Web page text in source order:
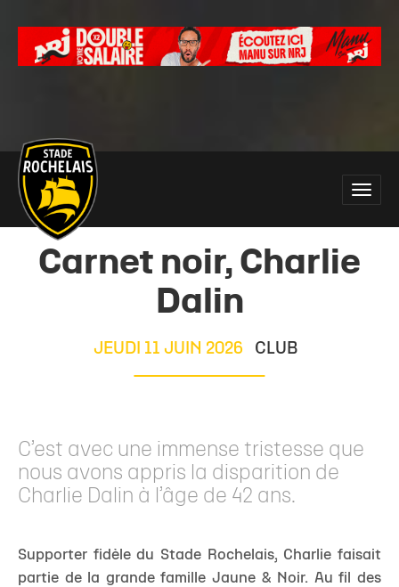
Main
site
navigation
Toggle
Carnet noir, Charlie
Dalin
JEUDI 11 JUIN 2026 CLUB
C’est avec une immense tristesse que
nous avons appris la disparition de
Charlie Dalin à l’âge de 42 ans.
Supporter fidèle du Stade Rochelais, Charlie faisait
partie de la grande famille Jaune & Noir. Au fil des